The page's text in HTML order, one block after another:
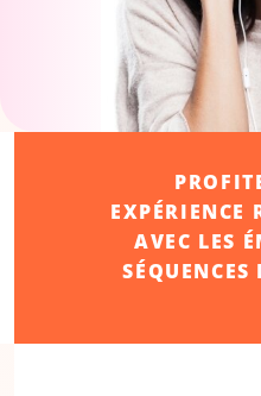
EXPÉRIENCE
AVEC LES